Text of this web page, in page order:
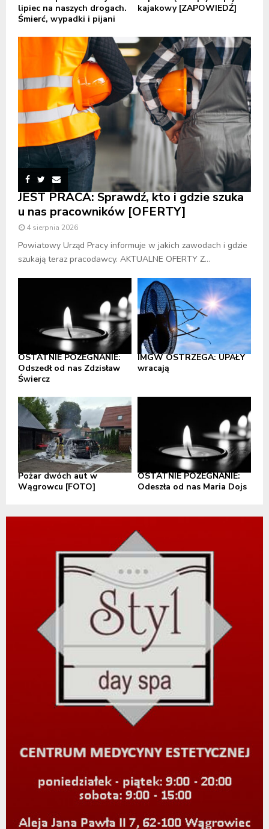
lipiec na naszych drogach.
Śmierć, wypadki i pijani
kajakowy [ZAPOWIEDŹ]
JEST PRACA: Sprawdź, kto i gdzie szuka
u nas pracowników [OFERTY]
4 sierpnia 2026
Powiatowy Urząd Pracy informuje w jakich zawodach i gdzie
szukają teraz pracodawcy. AKTUALNE OFERTY Z...
OSTATNIE POŻEGNANIE:
Odszedł od nas Zdzisław
Świercz
IMGW OSTRZEGA: UPAŁY
wracają
Pożar dwóch aut w
Wągrowcu [FOTO]
OSTATNIE POŻEGNANIE:
Odeszła od nas Maria Dojs